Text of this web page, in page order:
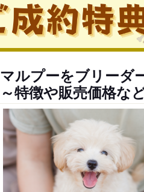
マルプーをブリーダ
～特徴や販売価格な